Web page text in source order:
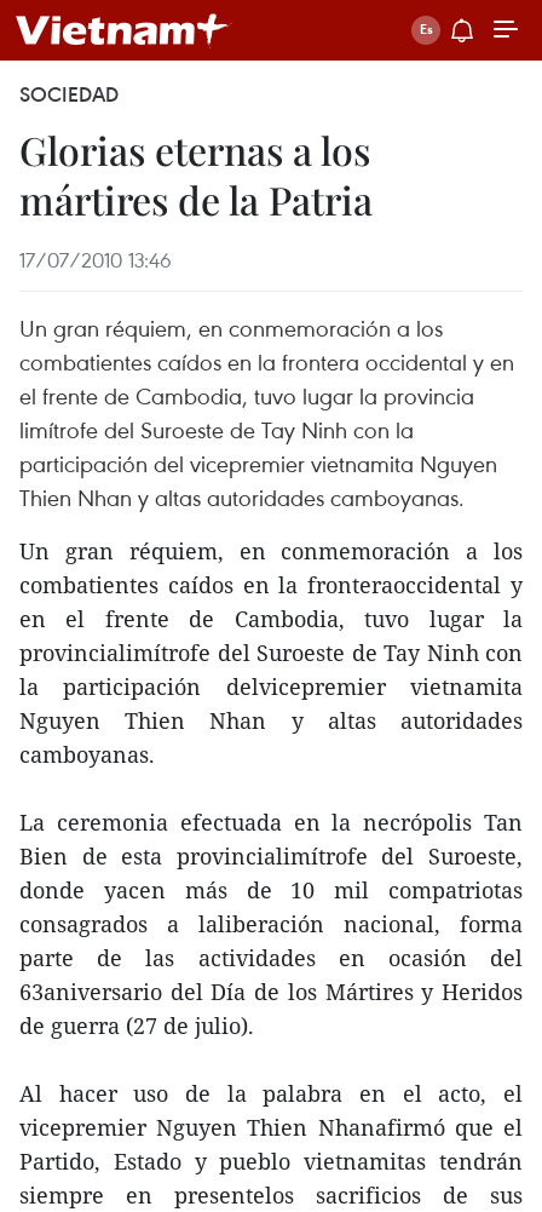
SOCIEDAD
Glorias eternas a los
mártires de la Patria
17/07/2010 13:46
Un gran réquiem, en conmemoración a los
combatientes caídos en la frontera occidental y en
el frente de Cambodia, tuvo lugar la provincia
limítrofe del Suroeste de Tay Ninh con la
participación del vicepremier vietnamita Nguyen
Thien Nhan y altas autoridades camboyanas.
Un gran réquiem, en conmemoración a los
combatientes caídos en la fronteraoccidental y
en el frente de Cambodia, tuvo lugar la
provincialimítrofe del Suroeste de Tay Ninh con
la participación delvicepremier vietnamita
Nguyen Thien Nhan y altas autoridades
camboyanas.
La ceremonia efectuada en la necrópolis Tan
Bien de esta provincialimítrofe del Suroeste,
donde yacen más de 10 mil compatriotas
consagrados a laliberación nacional, forma
parte de las actividades en ocasión del
63aniversario del Día de los Mártires y Heridos
de guerra (27 de julio).
Al hacer uso de la palabra en el acto, el
vicepremier Nguyen Thien Nhanafirmó que el
Partido, Estado y pueblo vietnamitas tendrán
siempre en presentelos sacrificios de sus